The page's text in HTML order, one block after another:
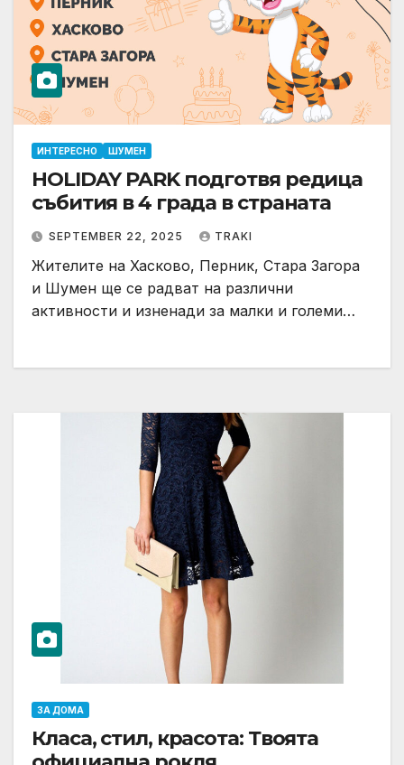
ИНТЕРЕСНО ШУМЕН
HOLIDAY PARK подготвя редица
събития в 4 града в страната
SEPTEMBER 22, 2025 TRAKI
Жителите на Хасково, Перник, Стара Загора
и Шумен ще се радват на различни
активности и изненади за малки и големи…
ЗА ДОМА
Класа, стил, красота: Твоята